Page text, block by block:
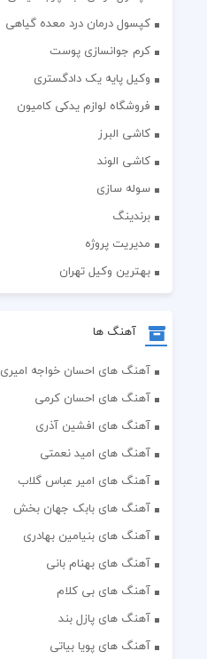
کپسول درمان درد معده گیاهی
کرم جوانسازی پوست
وکیل پایه یک دادگستری
فروشگاه لوازم یدکی کامیون
کاشی البرز
کاشی الوند
سوله سازی
برندینگ
مدیریت پروژه
بهترین وکیل تهران
آهنگ ها
آهنگ های احسان خواجه امیری
آهنگ های احسان کرمی
آهنگ های افشین آذری
آهنگ های امید نعمتی
آهنگ های امیر عباس گلاب
آهنگ های بابک جهان بخش
آهنگ های بنیامین بهادری
آهنگ های بهنام بانی
آهنگ های بی کلام
آهنگ های پازل بند
آهنگ های پویا بیاتی